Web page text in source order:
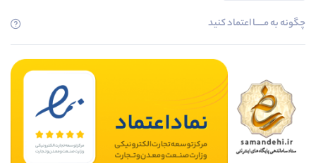
چگونه به مــــــا اعتماد کنید